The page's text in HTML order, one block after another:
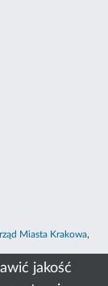
jakość
Miasta Krakowa,